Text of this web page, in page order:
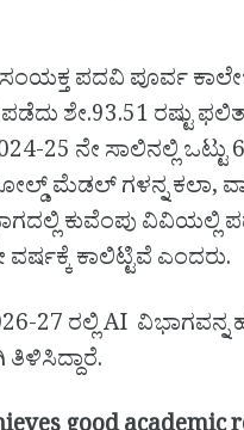
ಪದವಿ ಪೂರ್ವ
ಪಡೆದು ಶೇ.93.51 ರಷ್ಟು
25 ನೇ ಸಾಲಿನಲ್ಲಿ ಒಟ್ಟು
ಮೆಡಲ್ ಗಳನ್ನ ಕಲಾ,
ಕುವೆಂಪು ವಿವಿಯಲ್ಲಿ
ಕಾಲಿಟ್ಟಿವೆ ಎಂದರು.
27 ರಲ್ಲಿ AI